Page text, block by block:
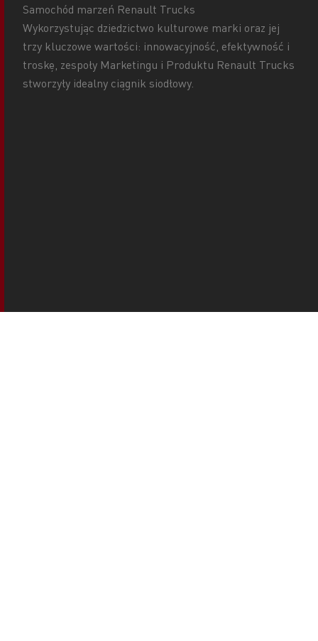
Samochód marzeń Renault Trucks
Wykorzystując dziedzictwo kulturowe marki oraz jej
trzy kluczowe wartości: innowacyjność, efektywność i
troskę, zespoły Marketingu i Produktu Renault Trucks
stworzyły idealny ciągnik siodłowy.